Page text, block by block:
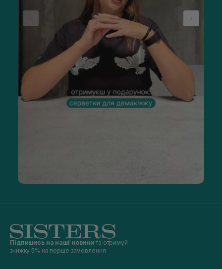
Підпишись на наші новини та отримуй
знижку 5% на перше замовлення